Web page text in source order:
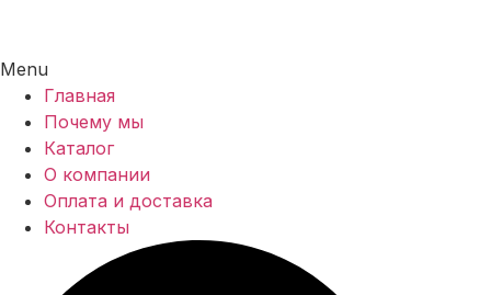
Menu
Главная
Почему мы
Каталог
О компании
Оплата и доставка
Контакты